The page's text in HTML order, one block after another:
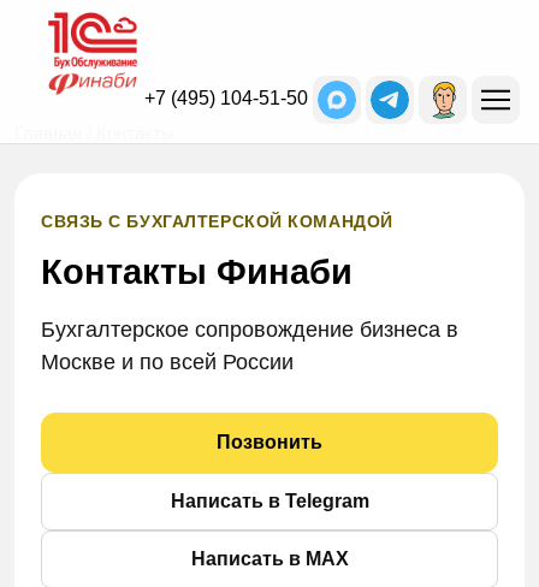
+7 (495) 104-51-50
СВЯЗЬ С БУХГАЛТЕРСКОЙ КОМАНДОЙ
Контакты Финаби
Бухгалтерское сопровождение бизнеса в
Москве и по всей России
Позвонить
Написать в Telegram
Написать в MAX